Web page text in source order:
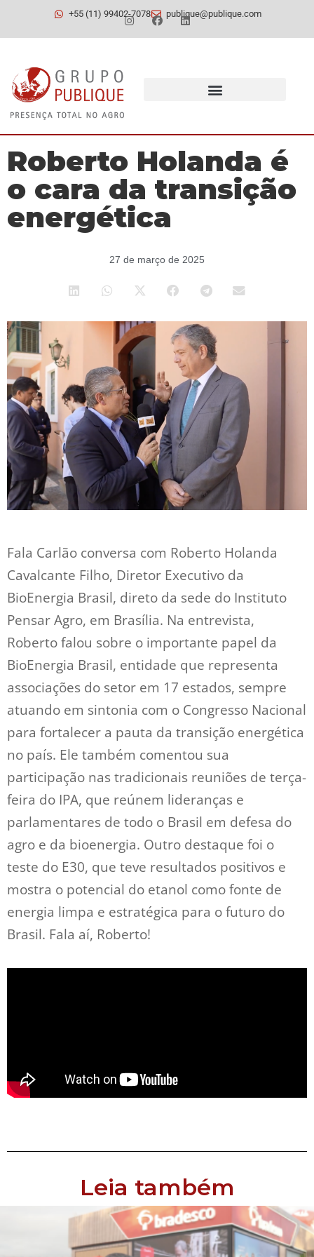
+55 (11) 99402-7078 publique@publique.com
Roberto Holanda é
o cara da transição
energética
27 de março de 2025
Fala Carlão conversa com Roberto Holanda
Cavalcante Filho, Diretor Executivo da
BioEnergia Brasil, direto da sede do Instituto
Pensar Agro, em Brasília. Na entrevista,
Roberto falou sobre o importante papel da
BioEnergia Brasil, entidade que representa
associações do setor em 17 estados, sempre
atuando em sintonia com o Congresso Nacional
para fortalecer a pauta da transição energética
no país. Ele também comentou sua
participação nas tradicionais reuniões de terça-
feira do IPA, que reúnem lideranças e
parlamentares de todo o Brasil em defesa do
agro e da bioenergia. Outro destaque foi o
teste do E30, que teve resultados positivos e
mostra o potencial do etanol como fonte de
energia limpa e estratégica para o futuro do
Brasil. Fala aí, Roberto!
Leia também